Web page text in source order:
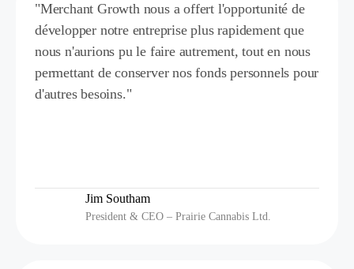
"Merchant Growth nous a offert l'opportunité de
développer notre entreprise plus rapidement que
nous n'aurions pu le faire autrement, tout en nous
permettant de conserver nos fonds personnels pour
d'autres besoins."
Jim Southam
President & CEO – Prairie Cannabis Ltd.